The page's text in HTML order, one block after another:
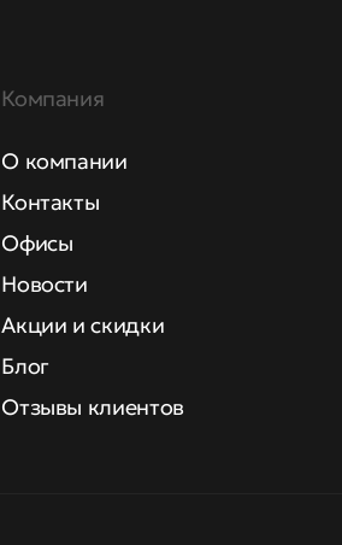
Компания
О компании
Контакты
Офисы
Новости
Акции и скидки
Блог
Отзывы клиентов